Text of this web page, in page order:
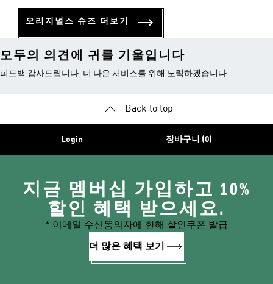
오리지널스 슈즈 더보기
모두의 의견에 귀를 기울입니다
피드백 감사드립니다. 더 나은 서비스를 위해 노력하겠습니다.
Back to top
Login 장바구니 (0)
지금 멤버십 가입하고 10%
할인 혜택 받으세요.
* 이메일 수신동의자에 한해 할인쿠폰 발급
더 많은 혜택 보기